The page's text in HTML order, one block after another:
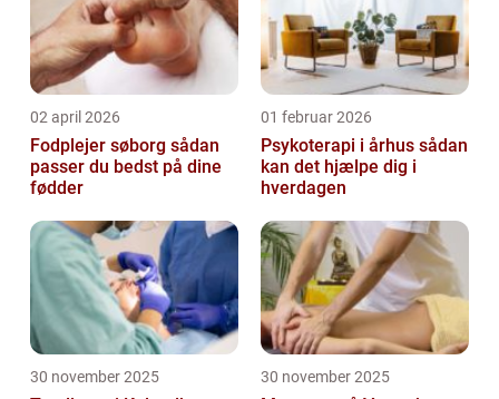
02 april 2026
Fodplejer søborg sådan
passer du bedst på dine
fødder
01 februar 2026
Psykoterapi i århus sådan
kan det hjælpe dig i
hverdagen
30 november 2025 30 november 2025